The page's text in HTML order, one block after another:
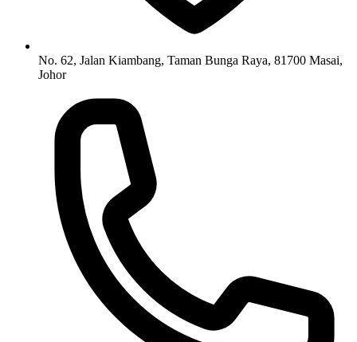
No. 62, Jalan Kiambang, Taman Bunga Raya, 81700 Masai,
Johor